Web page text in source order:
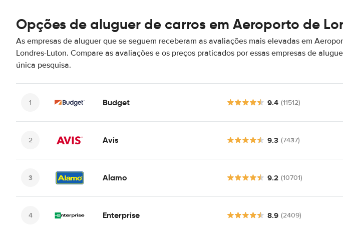
Opções de aluguer de carros em Aeroporto de
As empresas de aluguer que se seguem receberam as avaliações mais elevadas em
Londres-Luton. Compare as avaliações e os preços praticados por essas empresas de
única pesquisa.
Budget 9.4 (11512)
Avis 9.3 (7437)
Alamo 9.2 (10701)
Enterprise 8.9 (2409)